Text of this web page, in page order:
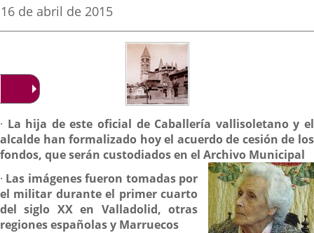
aplicación
externa.
aplicación
Fecha
la
16 de abril de 2015
Descripción
· La hija de este oficial de Caballería vallisoletano y el
alcalde han formalizado hoy el acuerdo de cesión de los
fondos, que serán custodiados en el Archivo Municipal
· Las imágenes fueron tomadas por
el militar durante el primer cuarto
del siglo XX en Valladolid, otras
regiones españolas y Marruecos